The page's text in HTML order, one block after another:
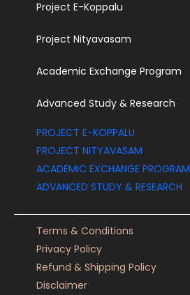
Project E-Koppalu
Project Nityavasam
Academic Exchange Program
Advanced Study & Research
PROJECT E-KOPPALU
PROJECT NITYAVASAM
ACADEMIC EXCHANGE PROGRAM
ADVANCED STUDY & RESEARCH
Terms & Conditions
Privacy Policy
Refund & Shipping Policy
Disclaimer